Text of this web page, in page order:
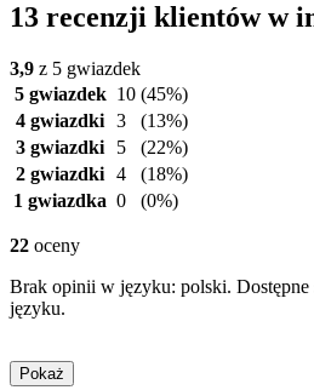
13 recenzji klientów w
3,9 z 5 gwiazdek
5 gwiazdek 10 (45%)
4 gwiazdki 3
(13%)
3 gwiazdki
5
(22%)
2 gwiazdki 4
(18%)
1 gwiazdka 0 (0%)
22 oceny
Brak opinii w języku: polski. Dostępne
języku.
Pokaż